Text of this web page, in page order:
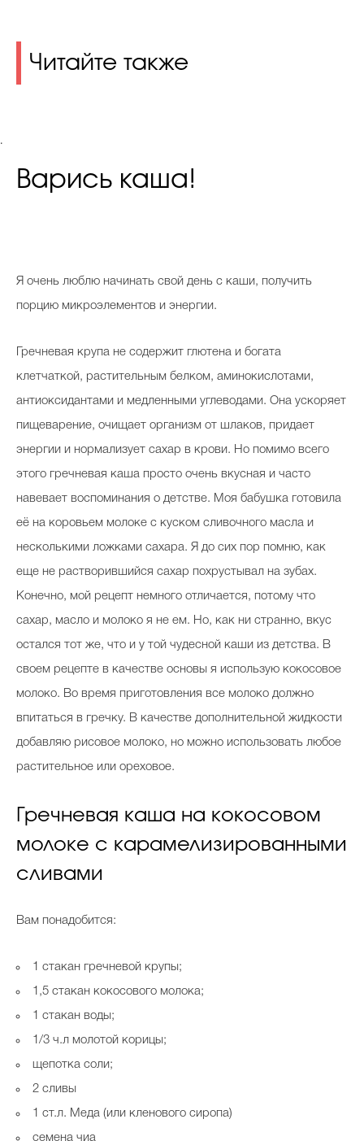
Читайте также
.
Варись каша!
Я очень люблю начинать свой день с каши, получить
порцию микроэлементов и энергии.
Гречневая крупа не содержит глютена и богата
клетчаткой, растительным белком, аминокислотами,
антиоксидантами и медленными углеводами. Она ускоряет
пищеварение, очищает организм от шлаков, придает
энергии и нормализует сахар в крови. Но помимо всего
этого гречневая каша просто очень вкусная и часто
навевает воспоминания о детстве. Моя бабушка готовила
её на коровьем молоке с куском сливочного масла и
несколькими ложками сахара. Я до сих пор помню, как
еще не растворившийся сахар похрустывал на зубах.
Конечно, мой рецепт немного отличается, потому что
сахар, масло и молоко я не ем. Но, как ни странно, вкус
остался тот же, что и у той чудесной каши из детства. В
своем рецепте в качестве основы я использую кокосовое
молоко. Во время приготовления все молоко должно
впитаться в гречку. В качестве дополнительной жидкости
добавляю рисовое молоко, но можно использовать любое
растительное или ореховое.
Гречневая каша на кокосовом
молоке с карамелизированными
сливами
Вам понадобится:
1 стакан гречневой крупы;
1,5 стакан кокосового молока;
1 стакан воды;
1/3 ч.л молотой корицы;
щепотка соли;
2 сливы
1 ст.л. Меда (или кленового сиропа)
семена чиа